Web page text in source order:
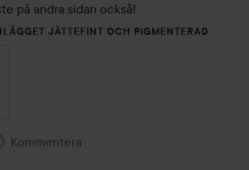
på andra sidan också!
JÄTTEFINT OCH PIGMENTERAD
Kommentera